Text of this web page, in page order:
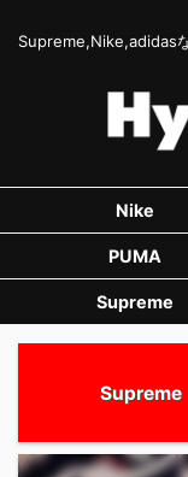
Supreme,Nike,adidas
Nike
PUMA
Supreme
Supreme